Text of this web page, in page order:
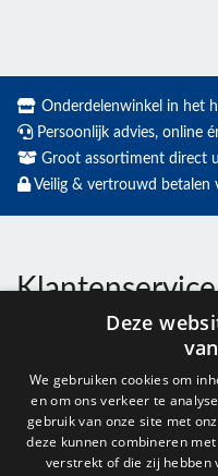
Onderdelenwinkel in het
Persoonlijk advies, online
Groot assortiment direct
Veilig & vertrouwd betalen
Klantenservice
Deze
We gebruiken cookies om
en om ons verkeer te
gebruik van onze site met
deze kunnen combineren
verstrekt of die zij hebben